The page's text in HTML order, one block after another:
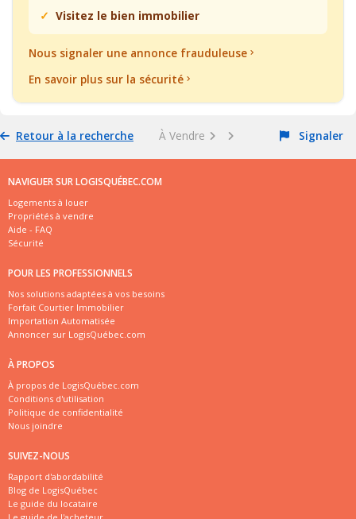
Visitez le bien immobilier
Nous signaler une annonce frauduleuse
En savoir plus sur la sécurité
Retour à la recherche À Vendre Signaler
NAVIGUER SUR LOGISQUÉBEC.COM
Logements à louer
Propriétés à vendre
Aide - FAQ
Sécurité
POUR LES PROFESSIONNELS
Nos solutions adaptées à vos besoins
Forfait Courtier Immobilier
Importation Automatisée
Annoncer sur LogisQuébec.com
À PROPOS
À propos de LogisQuébec.com
Conditions d'utilisation
Politique de confidentialité
Nous joindre
SUIVEZ-NOUS
Rapport d'abordabilité
Blog de LogisQuébec
Le guide du locataire